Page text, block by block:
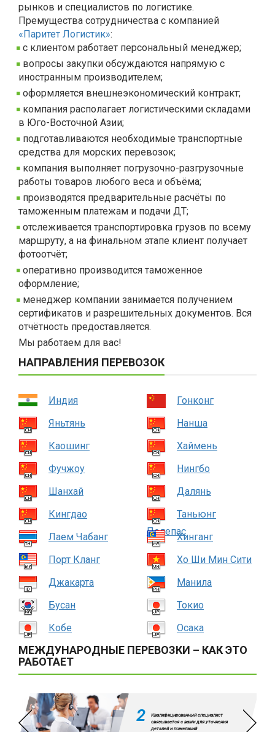
рынков и специалистов по логистике.
Премущества сотрудничества с компанией
«Паритет Логистик»:
с клиентом работает персональный менеджер;
вопросы закупки обсуждаются напрямую с
иностранным производителем;
оформляется внешнеэкономический контракт;
компания располагает логистическими складами
в Юго-Восточной Азии;
подготавливаются необходимые транспортные
средства для морских перевозок;
компания выполняет погрузочно-разгрузочные
работы товаров любого веса и объёма;
производятся предварительные расчёты по
таможенным платежам и подачи ДТ;
отслеживается транспортировка грузов по всему
маршруту, а на финальном этапе клиент получает
фотоотчёт;
оперативно производится таможенное
оформление;
менеджер компании занимается получением
сертификатов и разрешительных документов. Вся
отчётность предоставляется.
Мы работаем для вас!
НАПРАВЛЕНИЯ ПЕРЕВОЗОК
Индия
Гонконг
Яньтянь
Нанша
Каошинг
Хаймень
Фучжоу
Нингбо
Шанхай
Далянь
Кингдао
Таньюнг
Пелепас
Лаем Чабанг
Хинганг
Порт Кланг
Хо Ши Мин Сити
Джакарта
Манила
Бусан
Токио
Кобе
Осака
МЕЖДУНАРОДНЫЕ ПЕРЕВОЗКИ – КАК ЭТО
РАБОТАЕТ
2
Квалифицированный специалист
связывается с вами для уточнения
деталей и пожеланий